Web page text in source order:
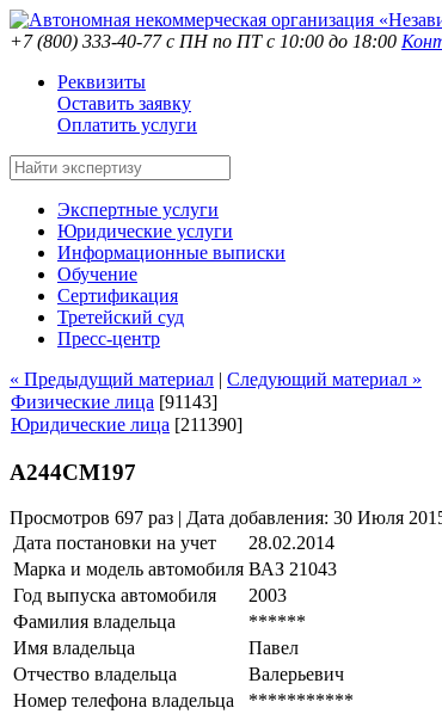
+7 (800) 333-40-77с ПН по ПТ с 10:00 до 18:00
Реквизиты
Оставить заявку
Оплатить услуги
Экспертные услуги
Юридические услуги
Информационные выписки
Обучение
Сертификация
Третейский суд
Пресс-центр
« Предыдущий материал | Следующий материал »
Физические лица [91143]
Юридические лица [211390]
А244СМ197
Просмотров 697 раз | Дата добавления: 30 Июля
Дата постановки на учет
28.02.2014
Марка и модель автомобиля ВАЗ 21043
Год выпуска автомобиля
2003
Фамилия владельца
******
Имя владельца
Павел
Отчество владельца
Валерьевич
Номер телефона владельца
***********